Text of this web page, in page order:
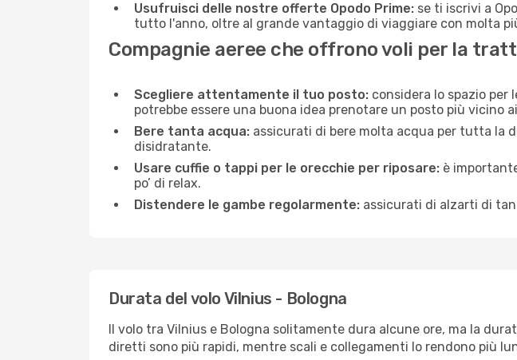
Usufruisci delle nostre offerte Opodo Prime: se ti iscrivi a
tutto l'anno, oltre al grande vantaggio di viaggiare con molta
Compagnie aeree che offrono voli per la
Scegliere attentamente il tuo posto: considera lo spazio per
potrebbe essere una buona idea prenotare un posto più vicino
Bere tanta acqua: assicurati di bere molta acqua per tutta la
disidratante.
Usare cuffie o tappi per le orecchie per riposare: è
po’ di relax.
Distendere le gambe regolarmente: assicurati di alzarti di
Durata del volo Vilnius - Bologna
Il volo tra Vilnius e Bologna solitamente dura alcune ore, ma la
diretti sono più rapidi, mentre scali e collegamenti lo rendono più